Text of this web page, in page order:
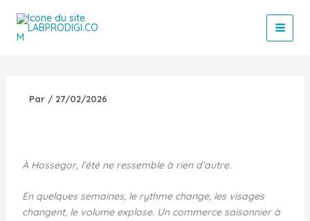
contenu
Par / 27/02/2026
À Hossegor, l’été ne ressemble à rien d’autre.
En quelques semaines, le rythme change, les visages
changent, le volume explose. Un commerce saisonnier à